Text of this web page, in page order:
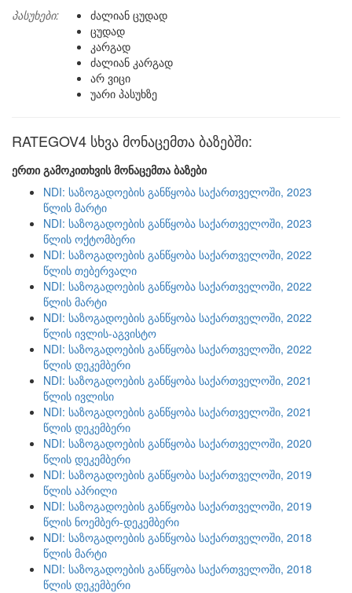
პასუხები:
ძალიან ცუდად
ცუდად
კარგად
ძალიან კარგად
არ ვიცი
უარი პასუხზე
RATEGOV4 სხვა მონაცემთა ბაზებში:
ერთი გამოკითხვის მონაცემთა ბაზები
NDI: საზოგადოების განწყობა საქართველოში, 2023
წლის მარტი
NDI: საზოგადოების განწყობა საქართველოში, 2023
წლის ოქტომბერი
NDI: საზოგადოების განწყობა საქართველოში, 2022
წლის თებერვალი
NDI: საზოგადოების განწყობა საქართველოში, 2022
წლის მარტი
NDI: საზოგადოების განწყობა საქართველოში, 2022
წლის ივლის-აგვისტო
NDI: საზოგადოების განწყობა საქართველოში, 2022
წლის დეკემბერი
NDI: საზოგადოების განწყობა საქართველოში, 2021
წლის ივლისი
NDI: საზოგადოების განწყობა საქართველოში, 2021
წლის დეკემბერი
NDI: საზოგადოების განწყობა საქართველოში, 2020
წლის დეკემბერი
NDI: საზოგადოების განწყობა საქართველოში, 2019
წლის აპრილი
NDI: საზოგადოების განწყობა საქართველოში, 2019
წლის ნოემბერ-დეკემბერი
NDI: საზოგადოების განწყობა საქართველოში, 2018
წლის მარტი
NDI: საზოგადოების განწყობა საქართველოში, 2018
წლის დეკემბერი